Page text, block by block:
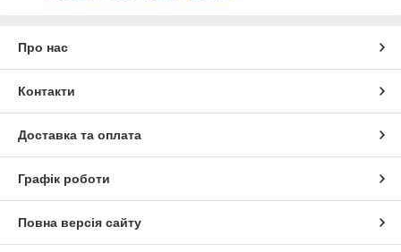
Про нас
Контакти
Доставка та оплата
Графік роботи
Повна версія сайту